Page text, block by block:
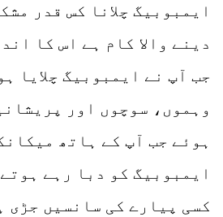
ایمبوبیگ چلانا کس قدر
دینے والا کام ہے اس کا
جب آپ نے ایمبوبیگ چلایا
وہموں، سوچوں اور
ہوئے جب آپ کے ہاتھ
ایمبوبیگ کو دبا رہے
کسی پیارے کی سانسیں جڑی